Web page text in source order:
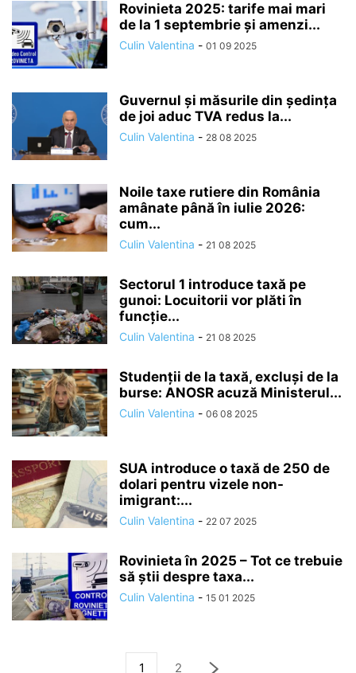
Rovinieta 2025: tarife mai mari
de la 1 septembrie și amenzi...
Culin Valentina - 01 09 2025
Guvernul și măsurile din ședința
de joi aduc TVA redus la...
Culin Valentina - 28 08 2025
Noile taxe rutiere din România
amânate până în iulie 2026:
cum...
Culin Valentina - 21 08 2025
Sectorul 1 introduce taxă pe
gunoi: Locuitorii vor plăti în
funcție...
Culin Valentina - 21 08 2025
Studenții de la taxă, excluși de la
burse: ANOSR acuză Ministerul...
Culin Valentina - 06 08 2025
SUA introduce o taxă de 250 de
dolari pentru vizele non-
imigrant:...
Culin Valentina - 22 07 2025
Rovinieta în 2025 – Tot ce trebuie
să știi despre taxa...
Culin Valentina - 15 01 2025
1 2